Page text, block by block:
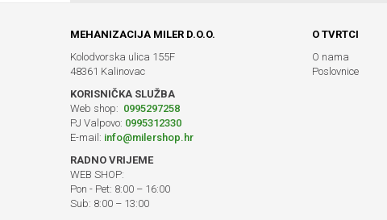
MEHANIZACIJA MILER D.O.O.
Kolodvorska ulica 155F
48361 Kalinovac
KORISNIČKA SLUŽBA
Web shop: 0995297258
PJ Valpovo: 0995312330
E-mail: info@milershop.hr
RADNO VRIJEME
WEB SHOP:
Pon - Pet: 8:00 – 16:00
Sub: 8:00 – 13:00
O TVRTCI
O nama
Poslovnice